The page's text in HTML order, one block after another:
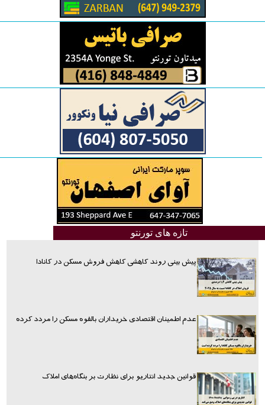
تازه های تورنتو
پیش بینی روند کاهشی کاهش فروش مسکن در کانادا
عدم اطمینان اقتصادی خریداران بالقوه مسکن را مردد کرده
قوانین جدید انتاریو برای نظارت بر بنگاه‌های املاک